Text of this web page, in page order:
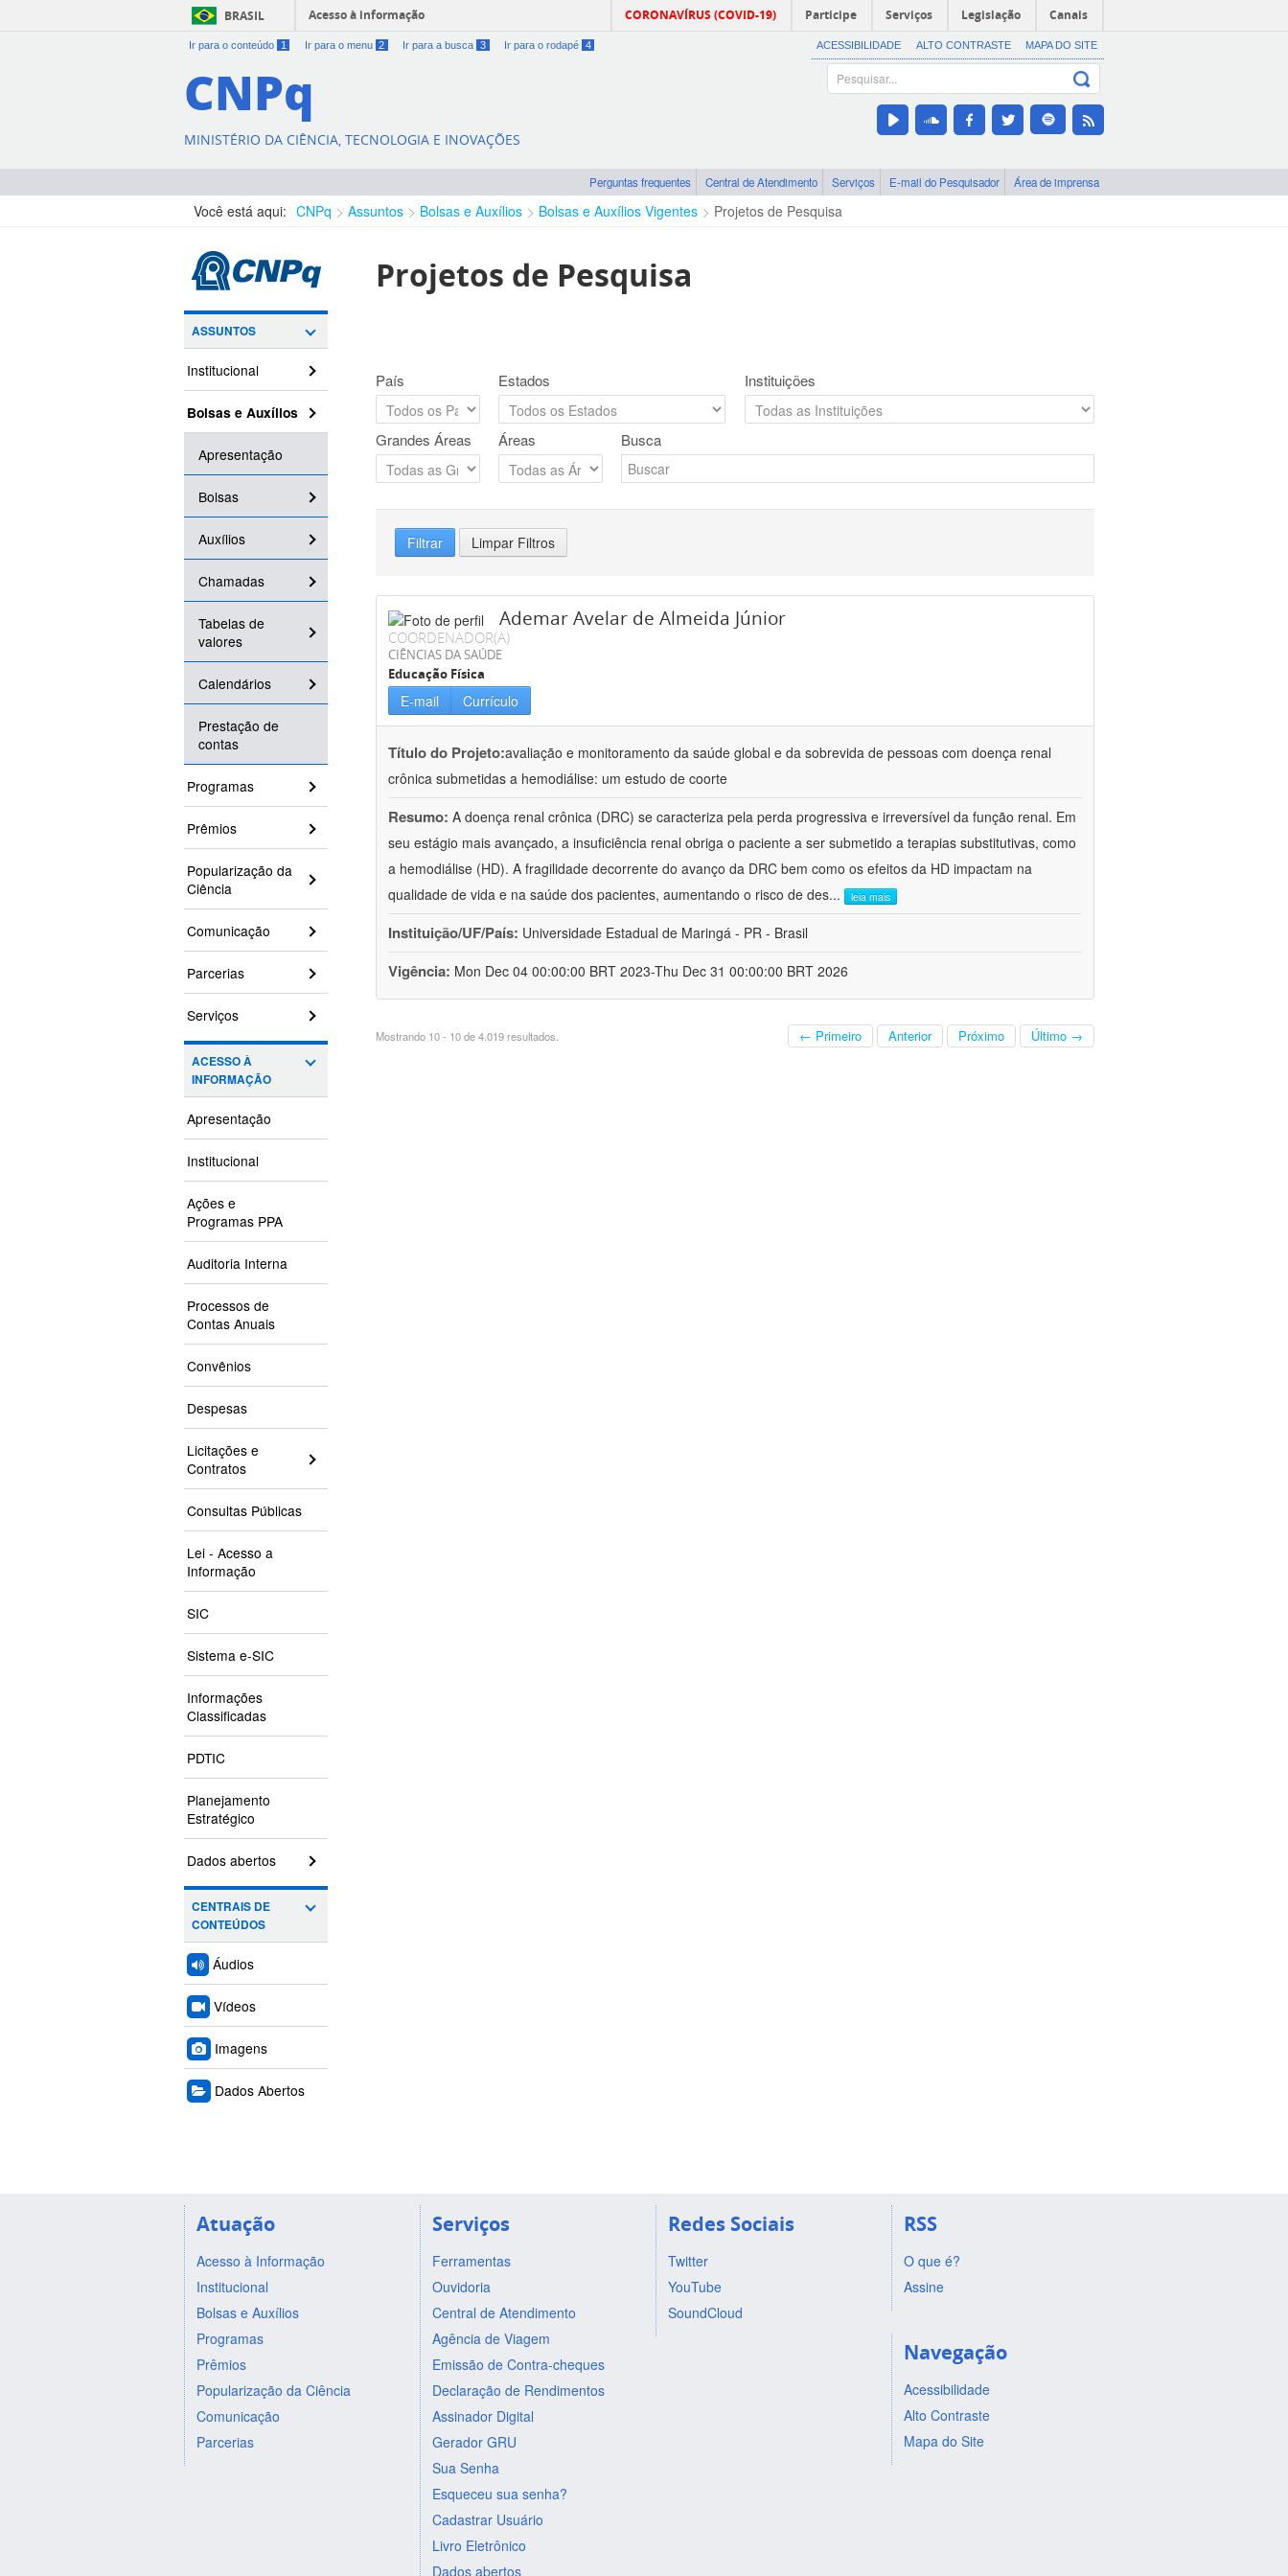
BRASIL Acesso à informação CORONAVÍRUS (COVID-19) Participe Serviços Legislação Canais
Ir para o conteúdo 1 Ir para o menu 2 Ir para a busca 3 Ir para o rodapé 4 ACESSIBILIDADE ALTO CONTRASTE MAPA DO SITE
CNPq
MINISTÉRIO DA CIÊNCIA, TECNOLOGIA E INOVAÇÕES
Perguntas frequentes Central de Atendimento Serviços E-mail do Pesquisador Área de imprensa
Você está aqui: CNPq Assuntos Bolsas e Auxílios Bolsas e Auxílios Vigentes Projetos de Pesquisa
ASSUNTOS
Institucional
Bolsas e Auxílios
Apresentação
Bolsas
Auxílios
Chamadas
Tabelas de
valores
Calendários
Prestação de
contas
Programas
Prêmios
Popularização da
Ciência
Comunicação
Parcerias
Serviços
ACESSO À
INFORMAÇÃO
Apresentação
Institucional
Ações e
Programas PPA
Auditoria Interna
Processos de
Contas Anuais
Convênios
Despesas
Licitações e
Contratos
Consultas Públicas
Lei - Acesso a
Informação
SIC
Sistema e-SIC
Informações
Classificadas
PDTIC
Planejamento
Estratégico
Dados abertos
CENTRAIS DE
CONTEÚDOS
Áudios
Vídeos
Imagens
Dados Abertos
Projetos de Pesquisa
País Estados Instituições
Grandes Áreas Áreas Busca
Filtrar Limpar Filtros
Ademar Avelar de Almeida Júnior
COORDENADOR(A)
CIÊNCIAS DA SAÚDE
Educação Física
E-mail Currículo
Título do Projeto:avaliação e monitoramento da saúde global e da sobrevida de pessoas com doença renal
crônica submetidas a hemodiálise: um estudo de coorte
Resumo: A doença renal crônica (DRC) se caracteriza pela perda progressiva e irreversível da função renal. Em
seu estágio mais avançado, a insuficiência renal obriga o paciente a ser submetido a terapias substitutivas, como
a hemodiálise (HD). A fragilidade decorrente do avanço da DRC bem como os efeitos da HD impactam na
qualidade de vida e na saúde dos pacientes, aumentando o risco de des... leia mais
Instituição/UF/País: Universidade Estadual de Maringá - PR - Brasil
Vigência: Mon Dec 04 00:00:00 BRT 2023-Thu Dec 31 00:00:00 BRT 2026
Mostrando 10 - 10 de 4.019 resultados. ← Primeiro Anterior Próximo Último →
Atuação
Acesso à Informação
Institucional
Bolsas e Auxílios
Programas
Prêmios
Popularização da Ciência
Comunicação
Parcerias
Serviços
Ferramentas
Ouvidoria
Central de Atendimento
Agência de Viagem
Emissão de Contra-cheques
Declaração de Rendimentos
Assinador Digital
Gerador GRU
Sua Senha
Esqueceu sua senha?
Cadastrar Usuário
Livro Eletrônico
Dados abertos
Redes Sociais
Twitter
YouTube
SoundCloud
RSS
O que é?
Assine
Navegação
Acessibilidade
Alto Contraste
Mapa do Site